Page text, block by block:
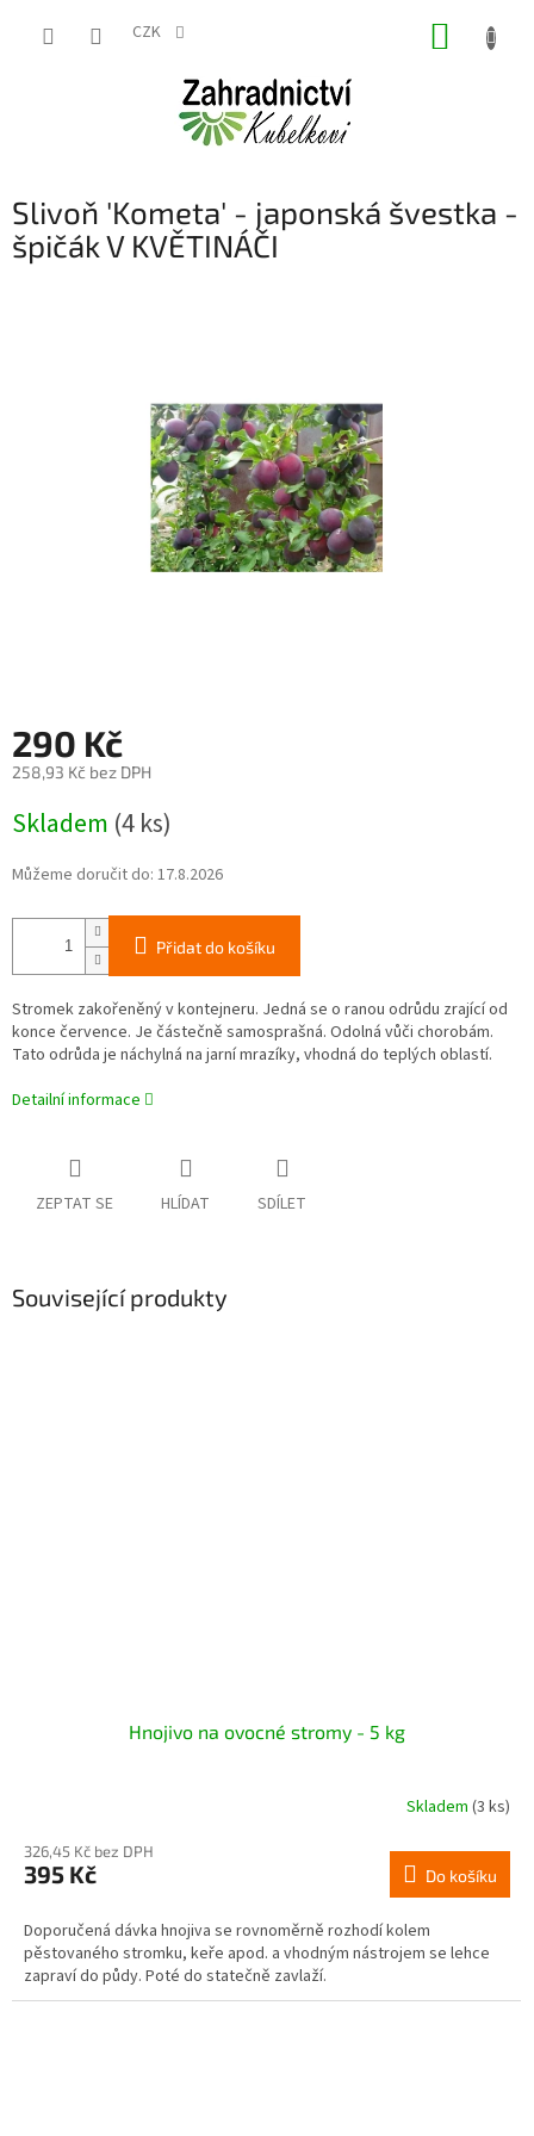
CZK
Slivoň 'Kometa' - japonská švestka -
špičák V KVĚTINÁČI
290 Kč
258,93 Kč bez DPH
cena:
Skladem (4 ks)
Můžeme doručit do: 17.8.2026
Přidat do košíku
Stromek zakořeněný v kontejneru. Jedná se o ranou odrůdu zrající od
konce července. Je částečně samosprašná. Odolná vůči chorobám.
Tato odrůda je náchylná na jarní mrazíky, vhodná do teplých oblastí.
Detailní informace
ZEPTAT SE HLÍDAT SDÍLET
Související produkty
Hnojivo na ovocné stromy - 5 kg
Skladem (3 ks)
326,45 Kč bez DPH
395 Kč Do košíku
Doporučená dávka hnojiva se rovnoměrně rozhodí kolem
pěstovaného stromku, keře apod. a vhodným nástrojem se lehce
zapraví do půdy. Poté do statečně zavlaží.